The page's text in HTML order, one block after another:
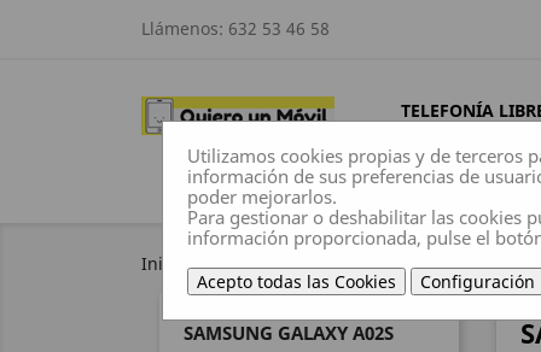
Llámenos: 632 53 46 58
TELEFONÍA
Inicio Fundas Samsung Samsung
SAMSUNG GALAXY A02S
Utilizamos cookies propias y de terceros
información de sus preferencias de
poder mejorarlos.
Para gestionar o deshabilitar las cookies
información proporcionada, pulse el
Acepto todas las Cookies Configuración